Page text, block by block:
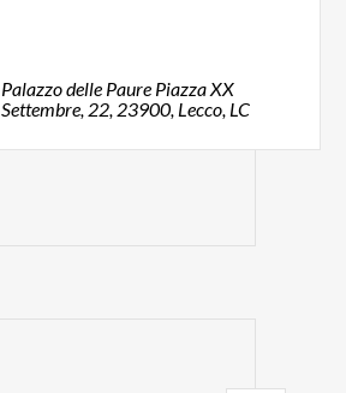
Palazzo delle Paure Piazza XX
Settembre, 22, 23900, Lecco, LC